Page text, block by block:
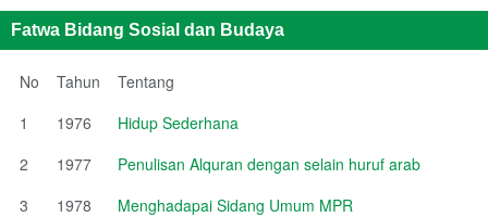
Fatwa Bidang Sosial dan Budaya
No Tahun
Tentang
1
1976
Hidup Sederhana
2
1977
Penulisan Alquran dengan selain huruf arab
3
1978
Menghadapai Sidang Umum MPR